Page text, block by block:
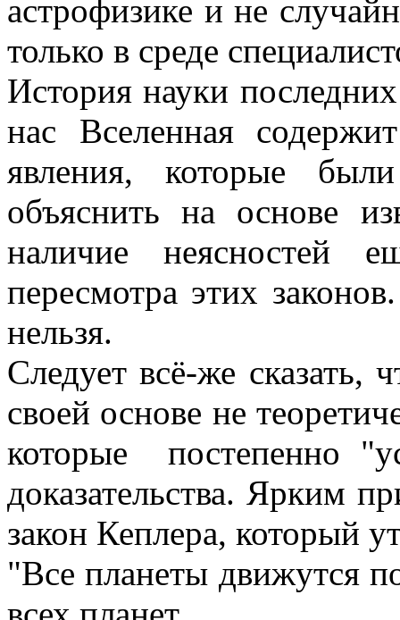
астрофизике и не
только в среде
История науки
нас Вселенная
явления, которые
объяснить на основе
наличие неясностей
пересмотра этих
нельзя.
Следует всё-же сказать,
своей основе не
которые постепенно
доказательства. Ярким
закон Кеплера, который
"Все планеты движутся